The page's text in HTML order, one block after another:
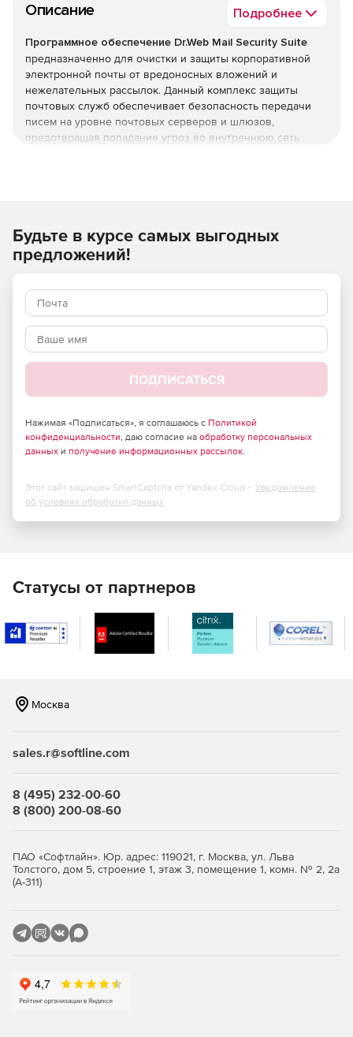
Описание Подробнее
Программное обеспечение Dr.Web Mail Security Suite
предназначенно для очистки и защиты корпоративной
электронной почты от вредоносных вложений и
нежелательных рассылок. Данный комплекс защиты
почтовых служб обеспечивает безопасность передачи
писем на уровне почтовых серверов и шлюзов,
предотвращая попадание угроз во внутреннюю сеть
Преимущества Dr.Web Mail
Security Suite
Возможность использования в организациях,
требующих повышенного уровня безопасности –
продукт полностью отвечает требованиям
сертификатами соответствия ФСТЭК России и ФСБ.
Большие возможности по установке и тонкой
настройке в зависимости от потребностей компании.
Высокая скорость сканирования при минимальной
нагрузке на операционную систему, что позволяет
Встроенный антиспам, не требующий обучения
(действует с момента установки), который
спискам, что позволяет как исключать из проверки
определенные адреса, так и увеличивать ее
эффективность.
сотрудников, а следовательно – существенно
строй и упрощает сопровождение продукта.
Уникальные технологии обнаружения неизвестных
(при старте системы).
планировщика Windows.
Будьте в курсе самых выгодных
предложений!
ПОДПИСАТЬСЯ
Нажимая «Подписаться», я соглашаюсь с Политикой
конфиденциальности, даю согласие на обработку персональных
данных и получение информационных рассылок.
Этот сайт защищен SmartCaptcha от Yandex Cloud - Уведомление
об условиях обработки данных
Статусы от партнеров
Москва
sales.r@softline.com
8 (495) 232-00-60
8 (800) 200-08-60
ПАО «Софтлайн». Юр. адрес: 119021, г. Москва, ул. Льва
Толстого, дом 5, строение 1, этаж 3, помещение 1, комн. № 2, 2а
(А-311)